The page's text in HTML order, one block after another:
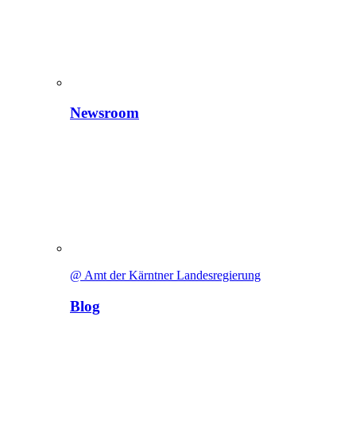
Newsroom
@ Amt der Kärntner Landesregierung
Blog